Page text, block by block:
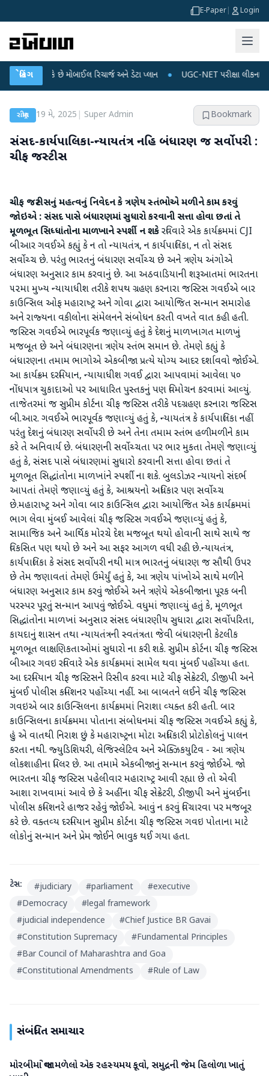
E-Paper Login
બ્રેકિંગ
શકે છે મોબાઈલ રિચાર્જ અને ડેટા પ્લાન ● UGC-NET પરીક્ષા લીકના આરોપો પર
રાષ્ટ્રીય 19 મે, 2025 Super Admin Bookmark
સંસદ-કાર્યપાલિકા-ન્‍યાયતંત્ર નહિ બંધારણ જ સર્વોપરી :
ચીફ જસ્‍ટીસ
ચીફ જસ્‍ટીસનું મહત્‍વનું નિવેદન કે ત્રણેય સ્‍તંભોએ મળીને કામ કરવું
જોઇએ : સંસદ પાસે બંધારણમાં સુધારો કરવાની સત્તા હોવા છતાં તે
મૂળભૂત સિધ્‍ધાંતોના માળખાને સ્‍પર્શી ન શકેરવિવારે એક કાર્યક્રમમાં CJI
બીઆર ગવઈએ કહ્યું કે ન તો ન્‍યાયતંત્ર, ન કાર્યપાલિકા, ન તો સંસદ
સર્વોચ્‍ચ છે. પરંતુ ભારતનું બંધારણ સર્વોચ્‍ચ છે અને ત્રણેય અંગોએ
બંધારણ અનુસાર કામ કરવાનું છે. આ અઠવાડિયાની શરૂઆતમાં ભારતના
૫૨મા મુખ્‍ય ન્‍યાયાધીશ તરીકે શપથ ગ્રહણ કરનારા જસ્‍ટિસ ગવઈએ બાર
કાઉન્‍સિલ ઓફ મહારાષ્‍ટ્ર અને ગોવા દ્વારા આયોજિત સન્‍માન સમારોહ
અને રાજ્‍યના વકીલોના સંમેલનને સંબોધન કરતી વખતે વાત કહી હતી.
જસ્‍ટિસ ગવઈએ ભારપૂર્વક જણાવ્‍યું હતું કે દેશનું માળખાગત માળખું
મજબૂત છે અને બંધારણના ત્રણેય સ્‍તંભ સમાન છે. તેમણે કહ્યું કે
બંધારણના તમામ ભાગોએ એકબીજા પ્રત્‍યે યોગ્‍ય આદર દર્શાવવો જોઈએ.
આ કાર્યક્રમ દરમિયાન, ન્‍યાયાધીશ ગવઈ દ્વારા આપવામાં આવેલા ૫૦
નોંધપાત્ર ચુકાદાઓ પર આધારિત પુસ્‍તકનું પણ વિમોચન કરવામાં આવ્‍યું.
તાજેતરમાં જ સુપ્રીમ કોર્ટના ચીફ જસ્‍ટિસ તરીકે પદગ્રહણ કરનારા જસ્‍ટિસ
બી.આર. ગવઈએ ભારપૂર્વક જણાવ્‍યું હતું કે, ન્‍યાયતંત્ર કે કાર્યપાલિકા નહીં
પરંતુ દેશનું બંધારણ સર્વોપરી છે અને તેના તમામ સ્‍તંભ હળીમળીને કામ
કરે તે અનિવાર્ય છે. બંધારણની સર્વોચ્‍ચતા પર ભાર મુકતા તેમણે જણાવ્‍યું
હતું કે, સંસદ પાસે બંધારણમાં સુધારો કરવાની સત્તા હોવા છતાં તે
મૂળભૂત સિદ્ધાંતોના માળખાંને સ્‍પર્શી ના શકે. બુલડોઝર ન્‍યાયનો સંદર્ભ
આપતાં તેમણે જણાવ્‍યું હતું કે, આશ્રયનો અધિકાર પણ સર્વોચ્‍ચ
છે.મહારાષ્‍ટ્ર અને ગોવા બાર કાઉન્‍સિલ દ્વારા આયોજિત એક કાર્યક્રમમાં
ભાગ લેવા મુંબઈ આવેલાં ચીફ જસ્‍ટિસ ગવઈએ જણાવ્‍યું હતું કે,
સામાજિક અને આર્થિક મોરચે દેશ મજબૂત થયો હોવાની સાથે સાથે જ
વિકસિત પણ થયો છે અને આ સફર આગળ વધી રહી છે.ન્‍યાયતંત્ર,
કાર્યપાલિકા કે સંસદ સર્વોપરી નથી માત્ર ભારતનું બંધારણ જ સૌથી ઉપર
છે તેમ જણાવતાં તેમણે ઉમેર્યું હતું કે, આ ત્રણેય પાંખોએ સાથે મળીને
બંધારણ અનુસાર કામ કરવું જોઈએ અને ત્રણેયે એકબીજાના પૂરક બની
પરસ્‍પર પૂરતું સન્‍માન આપવું જોઈએ. વધુમાં જણાવ્‍યું હતું કે, મૂળભૂત
સિદ્ધાંતોના માળખાં અનુસાર સંસદ બંધારણીય સુધારા દ્વારા સર્વોપરિતા,
કાયદાનું શાસન તથા ન્‍યાયતંત્રની સ્‍વતંત્રતા જેવી બંધારણની કેટલીક
મૂળભૂત લાક્ષણિકતાઓમાં સુધારો ના કરી શકે. સુપ્રીમ કોર્ટના ચીફ જસ્‍ટિસ
બીઆર ગવઇ રવિવારે એક કાર્યક્રમમાં સામેલ થવા મુંબઈ પહોંચ્‍યા હતા.
આ દરમિયાન ચીફ જસ્‍ટિસને રિસીવ કરવા માટે ચીફ સેક્રેટરી, ડીજીપી અને
મુંબઈ પોલીસ કમિશનર પહોંચ્‍યા નહીં. આ બાબતને લઈને ચીફ જસ્‍ટિસ
ગવઇએ બાર કાઉન્‍સિલના કાર્યક્રમમાં નિરાશા વ્‍યક્‍ત કરી હતી. બાર
કાઉન્‍સિલના કાર્યક્રમમા પોતાના સંબોધનમાં ચીફ જસ્‍ટિસ ગવઈએ કહ્યું કે,
હું એ વાતથી નિરાશ છું કે મહારાષ્‍ટ્રના મોટા અધિકારી પ્રોટોકોલનું પાલન
કરતા નથી. જ્‍યુડિશિયરી, લેજિસ્‍લેટિવ અને એક્‍ઝિકયુટિવ - આ ત્રણેય
લોકશાહીના પિલર છે. આ તમામે એકબીજાનું સન્‍માન કરવું જોઈએ. જો
ભારતના ચીફ જસ્‍ટિસ પહેલીવાર મહારાષ્‍ટ્ર આવી રહ્યા છે તો એવી
આશા રાખવામાં આવે છે કે અહીંના ચીફ સેક્રેટરી, ડીજીપી અને મુંબઈના
પોલીસ કમિશનરે હાજર રહેવું જોઈએ. આવું ન કરવું વિચારવા પર મજબૂર
કરે છે. વક્‍તવ્‍ય દરમિયાન સુપ્રીમ કોર્ટના ચીફ જસ્‍ટિસ ગવઇ પોતાના માટે
લોકોનું સન્‍માન અને પ્રેમ જોઈને ભાવુક થઈ ગયા હતા.
ટેગ્સ: #judiciary #parliament #executive
#Democracy #legal framework
#judicial independence #Chief Justice BR Gavai
#Constitution Supremacy #Fundamental Principles
#Bar Council of Maharashtra and Goa
#Constitutional Amendments #Rule of Law
સંબંધિત સમાચાર
રાષ્ટ્રીય
મોરબીમાં જોવા મળેલો એક રહસ્યમય કૂવો, સમુદ્રની જેમ હિલોળા ખાતું